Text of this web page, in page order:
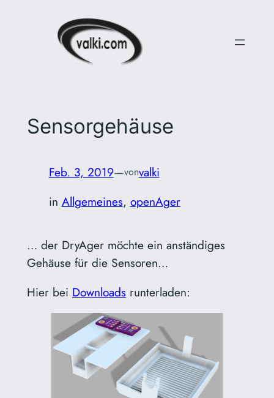
Sensorgehäuse
Feb. 3, 2019—vonvalki
in Allgemeines, openAger
… der DryAger möchte ein anständiges
Gehäuse für die Sensoren…
Hier bei Downloadsrunterladen: